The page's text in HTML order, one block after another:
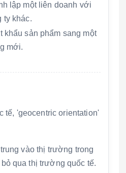
lập một liên doanh với
ty khác.
khẩu sản phẩm sang một
mới.
tế, 'geocentric orientation'
vào thị trường trong
qua thị trường quốc tế.